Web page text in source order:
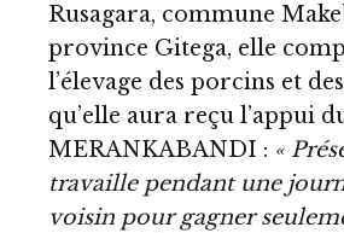
Rusagara, commune
province Gitega, elle
l’élevage des porcins et
qu’elle aura reçu l’appui
MERANKABANDI : «
travaille pendant une
voisin pour gagner